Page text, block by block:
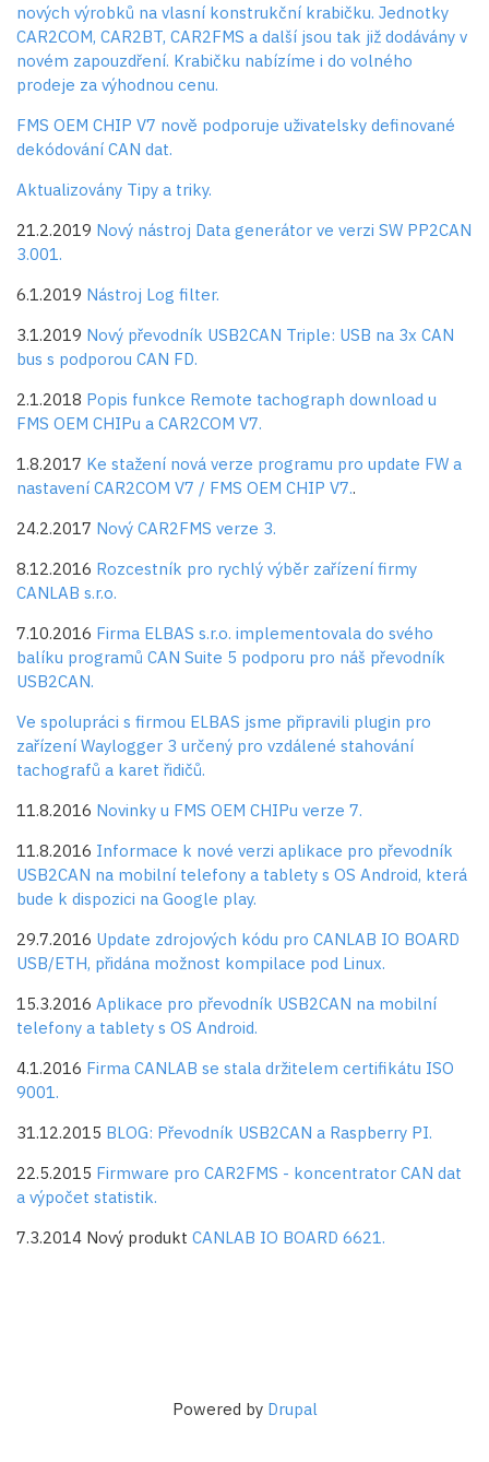
nových výrobků na vlasní konstrukční krabičku. Jednotky
CAR2COM, CAR2BT, CAR2FMS a další jsou tak již dodávány v
novém zapouzdření. Krabičku nabízíme i do volného
prodeje za výhodnou cenu.
FMS OEM CHIP V7 nově podporuje uživatelsky definované
dekódování CAN dat.
Aktualizovány Tipy a triky.
21.2.2019 Nový nástroj Data generátor ve verzi SW PP2CAN
3.001.
6.1.2019 Nástroj Log filter.
3.1.2019 Nový převodník USB2CAN Triple: USB na 3x CAN
bus s podporou CAN FD.
2.1.2018 Popis funkce Remote tachograph download u
FMS OEM CHIPu a CAR2COM V7.
1.8.2017 Ke stažení nová verze programu pro update FW a
nastavení CAR2COM V7 / FMS OEM CHIP V7..
24.2.2017 Nový CAR2FMS verze 3.
8.12.2016 Rozcestník pro rychlý výběr zařízení firmy
CANLAB s.r.o.
7.10.2016 Firma ELBAS s.r.o. implementovala do svého
balíku programů CAN Suite 5 podporu pro náš převodník
USB2CAN.
Ve spolupráci s firmou ELBAS jsme připravili plugin pro
zařízení Waylogger 3 určený pro vzdálené stahování
tachografů a karet řidičů.
11.8.2016 Novinky u FMS OEM CHIPu verze 7.
11.8.2016 Informace k nové verzi aplikace pro převodník
USB2CAN na mobilní telefony a tablety s OS Android, která
bude k dispozici na Google play.
29.7.2016 Update zdrojových kódu pro CANLAB IO BOARD
USB/ETH, přidána možnost kompilace pod Linux.
15.3.2016 Aplikace pro převodník USB2CAN na mobilní
telefony a tablety s OS Android.
4.1.2016 Firma CANLAB se stala držitelem certifikátu ISO
9001.
31.12.2015 BLOG: Převodník USB2CAN a Raspberry PI.
22.5.2015 Firmware pro CAR2FMS - koncentrator CAN dat
a výpočet statistik.
7.3.2014 Nový produkt CANLAB IO BOARD 6621.
Powered by Drupal